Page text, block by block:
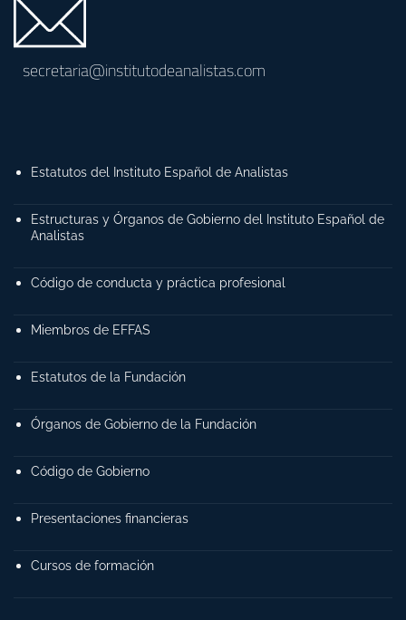
secretaria@institutodeanalistas.com
Estatutos del Instituto Español de Analistas
Estructuras y Órganos de Gobierno del Instituto Español de
Analistas
Código de conducta y práctica profesional
Miembros de EFFAS
Estatutos de la Fundación
Órganos de Gobierno de la Fundación
Código de Gobierno
Presentaciones financieras
Cursos de formación